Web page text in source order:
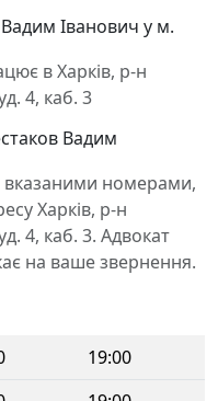
Іванович у м.
в Харків, р-н
4, каб. 3
Вадим
вказаними номерами,
Харків, р-н
4, каб. 3. Адвокат
на ваше звернення.
19:00